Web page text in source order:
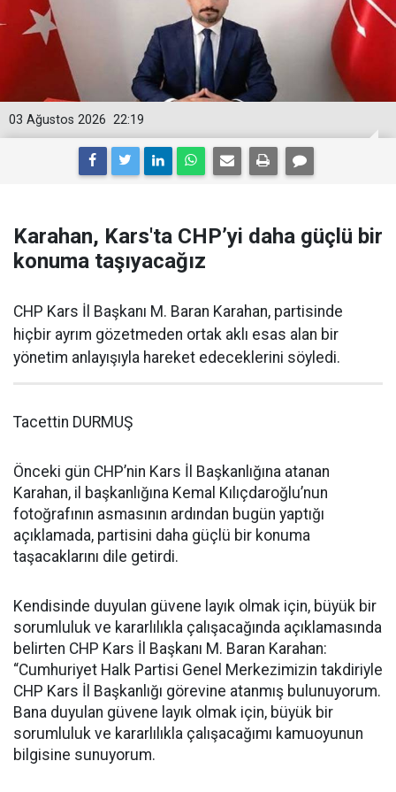
22:19
03 Ağustos 2026
Karahan, Kars'ta CHP’yi daha güçlü bir
konuma taşıyacağız
CHP Kars İl Başkanı M. Baran Karahan, partisinde
hiçbir ayrım gözetmeden ortak aklı esas alan bir
yönetim anlayışıyla hareket edeceklerini söyledi.
Tacettin DURMUŞ
Önceki gün CHP’nin Kars İl Başkanlığına atanan
Karahan, il başkanlığına Kemal Kılıçdaroğlu’nun
fotoğrafının asmasının ardından bugün yaptığı
açıklamada, partisini daha güçlü bir konuma
taşacaklarını dile getirdi.
Kendisinde duyulan güvene layık olmak için, büyük bir
sorumluluk ve kararlılıkla çalışacağında açıklamasında
belirten CHP Kars İl Başkanı M. Baran Karahan:
“Cumhuriyet Halk Partisi Genel Merkezimizin takdiriyle
CHP Kars İl Başkanlığı görevine atanmış bulunuyorum.
Bana duyulan güvene layık olmak için, büyük bir
sorumluluk ve kararlılıkla çalışacağımı kamuoyunun
bilgisine sunuyorum.